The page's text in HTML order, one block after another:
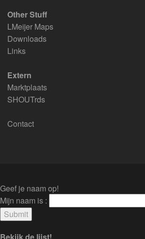
Other Stuff
LMeijer Maps
Downloads
Links
Extern
Marktplaats
SHOUTrds
Contact
Geef je naam op!
Mijn naam is :
Bekijk de lijst!